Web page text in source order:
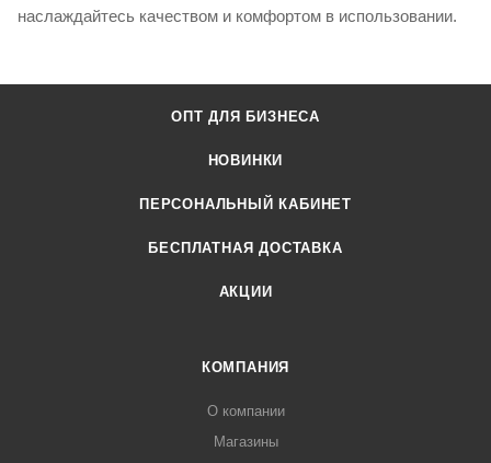
наслаждайтесь качеством и комфортом в использовании.
ОПТ ДЛЯ БИЗНЕСА
НОВИНКИ
ПЕРСОНАЛЬНЫЙ КАБИНЕТ
БЕСПЛАТНАЯ ДОСТАВКА
АКЦИИ
КОМПАНИЯ
О компании
Магазины